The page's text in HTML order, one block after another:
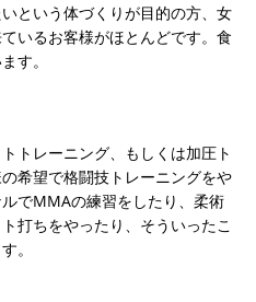
という体づくりが目的の方、女
いるお客様がほとんどです。食
す。
トレーニング、もしくは加圧ト
希望で格闘技トレーニングをや
でMMAの練習をしたり、柔術
打ちをやったり、そういったこ
。